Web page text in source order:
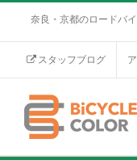
奈良・京都のロードバ
スタッフブログ